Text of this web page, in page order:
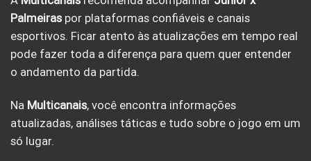
Palmeiraspor plataformas confiáveis e canais
esportivos. Ficar atento às atualizações em tempo real
pode fazer toda a diferença para quem quer entender
o andamento da partida.
Na Multicanais, você encontra informações
atualizadas, análises táticas e tudo sobre o jogo em um
só lugar.